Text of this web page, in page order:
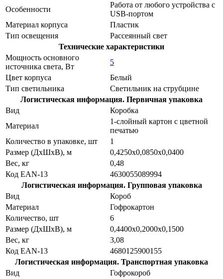
Особенности
Работа от любого устройства с
USB-портом
Материал корпуса
Пластик
Тип освещения
Рассеянный свет
Технические характеристики
Мощность основного
источника света, Вт
5
Цвет корпуса
Белый
Тип светильника
Светильник на струбцине
Логистическая информация. Первичная упаковка
Вид
Коробка
Материал
1-слойный картон с цветной
печатью
Количество в упаковке, шт
1
Размер (ДхШхВ), м
0,4250x0,0850x0,0400
Вес, кг
0,48
Код EAN-13
4630055089994
Логистическая информация. Групповая упаковка
Вид
Короб
Материал
Гофрокартон
Количество, шт
6
Размер (ДхШхВ), м
0,4400x0,2000x0,1500
Вес, кг
3,08
Код EAN-13
4680125900155
Логистическая информация. Транспортная упаковка
Вид
Гофрокороб